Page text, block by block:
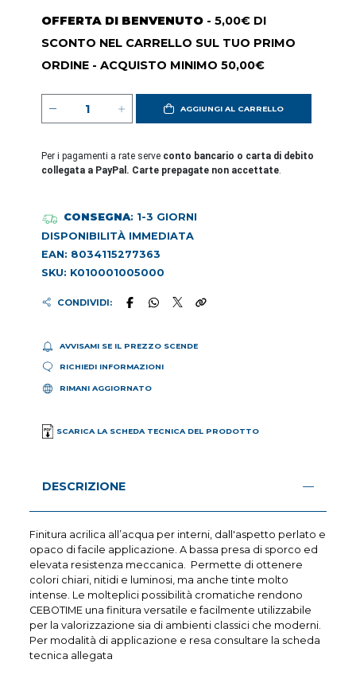
OFFERTA DI BENVENUTO - 5,00€ DI
SCONTO NEL CARRELLO SUL TUO PRIMO
ORDINE - ACQUISTO MINIMO 50,00€
AGGIUNGI AL CARRELLO
Per i pagamenti a rate serve conto bancario o carta di debito
collegata a PayPal. Carte prepagate non accettate.
CONSEGNA: 1-3 GIORNI
DISPONIBILITÀ IMMEDIATA
EAN: 8034115277363
SKU: K010001005000
CONDIVIDI:
AVVISAMI SE IL PREZZO SCENDE
RICHIEDI INFORMAZIONI
RIMANI AGGIORNATO
SCARICA LA SCHEDA TECNICA DEL PRODOTTO
DESCRIZIONE
Finitura acrilica all’acqua per interni, dall'aspetto perlato e
opaco di facile applicazione. A bassa presa di sporco ed
elevata resistenza meccanica. Permette di ottenere
colori chiari, nitidi e luminosi, ma anche tinte molto
intense. Le molteplici possibilità cromatiche rendono
CEBOTIME una finitura versatile e facilmente utilizzabile
per la valorizzazione sia di ambienti classici che moderni.
Per modalità di applicazione e resa consultare la scheda
tecnica allegata